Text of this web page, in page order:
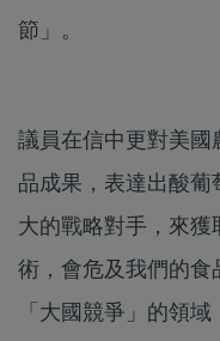
節」。
議員在信中更對美國
品成果，表達出酸
大的戰略對手，來
術，會危及我們的食
「大國競爭」的領